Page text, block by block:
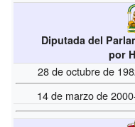
Diputada del
por
28 de octubre de
14 de marzo de